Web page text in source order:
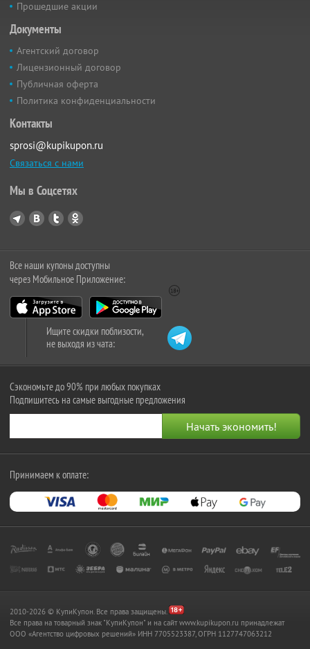
Прошедшие акции
Документы
Агентский договор
Лицензионный договор
Публичная оферта
Политика конфиденциальности
Контакты
sprosi@kupikupon.ru
Связаться с нами
Мы в Соцсетях
Все наши купоны доступны
через Мобильное Приложение:
Ищите скидки поблизости,
не выходя из чата:
Сэкономьте до 90% при любых покупках
Подпишитесь на самые выгодные предложения
Принимаем к оплате:
2010-2026 © КупиКупон. Все права защищены.
Все права на товарный знак "КупиКупон" и на сайт www.kupikupon.ru принадлежат
OOO «Агентство цифровых решений» ИНН 7705523387, ОГРН 1127747063212